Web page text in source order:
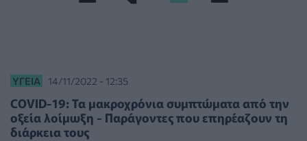
ΥΓΕΊΑ 14/11/2022 - 12:35
COVID-19: Τα μακροχρόνια συμπτώματα από την
οξεία λοίμωξη - Παράγοντες που επηρέαζουν τη
διάρκεια τους